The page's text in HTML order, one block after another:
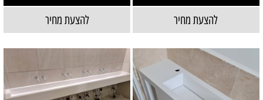
להצעת מחיר
להצעת מחיר